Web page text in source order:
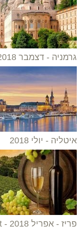
גרמניה - דצמבר 2018
איטליה - יולי 2018
פריז - אפריל 2018 - Sold Out